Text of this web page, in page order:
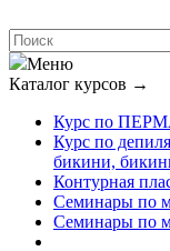
Меню
Каталог курсов →
Курс по
Курс по
бикини,
Контурная
Семинары по
Семинары по